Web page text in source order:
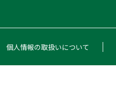
個人情報の取扱いについて